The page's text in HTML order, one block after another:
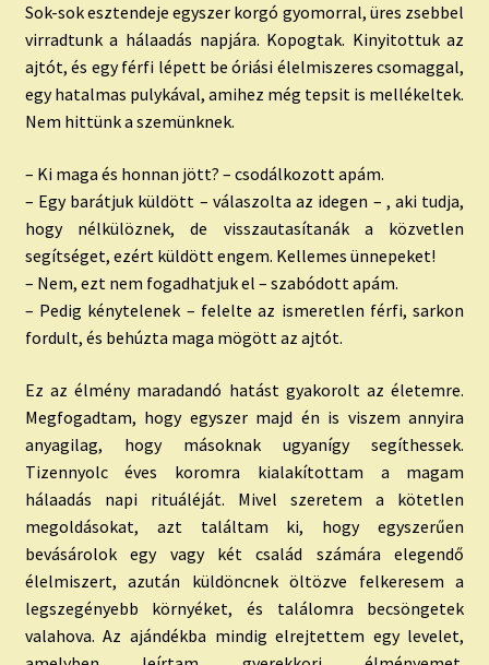
IRATKOZZ FEL A VIDEÓ CSATORNÁNKRA!
TAROT ELEMZÉS MEGRENDELÉSE LIMITÁLT!
Sok-sok esztendeje egyszer korgó gyomorral, üres zsebbel
virradtunk a hálaadás napjára. Kopogtak. Kinyitottuk az
ajtót, és egy férfi lépett be óriási élelmiszeres csomaggal,
egy hatalmas pulykával, amihez még tepsit is mellékeltek.
Nem hittünk a szemünknek.
– Ki maga és honnan jött? – csodálkozott apám.
– Egy barátjuk küldött – válaszolta az idegen – , aki tudja,
hogy nélkülöznek, de visszautasítanák a közvetlen
segítséget, ezért küldött engem. Kellemes ünnepeket!
– Nem, ezt nem fogadhatjuk el – szabódott apám.
– Pedig kénytelenek – felelte az ismeretlen férfi, sarkon
fordult, és behúzta maga mögött az ajtót.
Ez az élmény maradandó hatást gyakorolt az életemre.
Megfogadtam, hogy egyszer majd én is viszem annyira
anyagilag, hogy másoknak ugyanígy segíthessek.
Tizennyolc éves koromra kialakítottam a magam
hálaadás napi rituáléját. Mivel szeretem a kötetlen
megoldásokat, azt találtam ki, hogy egyszerűen
bevásárolok egy vagy két család számára elegendő
élelmiszert, azután küldöncnek öltözve felkeresem a
legszegényebb környéket, és találomra becsöngetek
valahova. Az ajándékba mindig elrejtettem egy levelet,